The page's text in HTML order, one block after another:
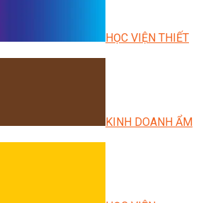
HỌC VIỆN THIẾT
KINH DOANH ẨM